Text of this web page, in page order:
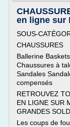
en ligne sur
SOUS-
CHAUSSURES
Ballerine
Chaussures à
Sandales
compensés
RETROUVEZ
EN LIGNE SUR
GRANDES
Les coups de